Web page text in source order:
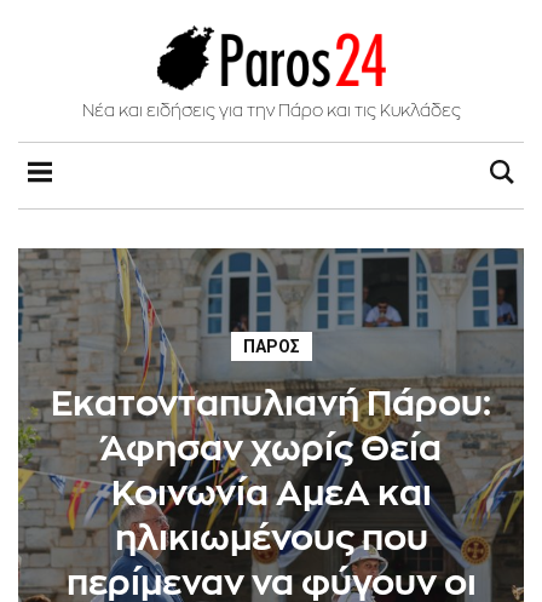
Νέα και ειδήσεις για την Πάρο και τις Κυκλάδες
ΠΆΡΟΣ
Εκατονταπυλιανή Πάρου:
Άφησαν χωρίς Θεία
Κοινωνία ΑμεΑ και
ηλικιωμένους που
περίμεναν να φύγουν οι